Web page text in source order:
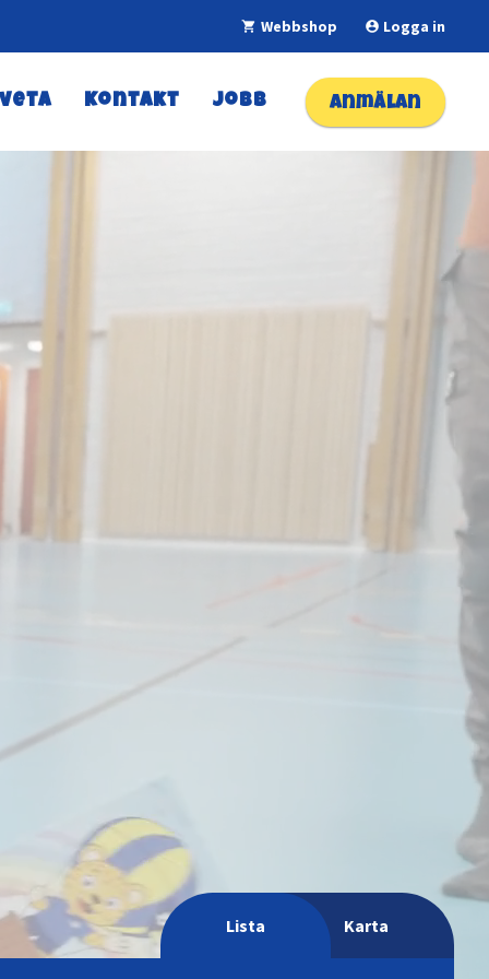
shopping_cart Webbshop account_circle Logga in
Kontakt Jobb Anmälan
Lista Karta